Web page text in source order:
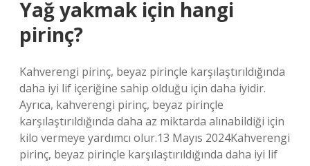
Yağ yakmak için hangi
pirinç?
Kahverengi pirinç, beyaz pirinçle karşılaştırıldığında
daha iyi lif içeriğine sahip olduğu için daha iyidir.
Ayrıca, kahverengi pirinç, beyaz pirinçle
karşılaştırıldığında daha az miktarda alınabildiği için
kilo vermeye yardımcı olur.13 Mayıs 2024Kahverengi
pirinç, beyaz pirinçle karşılaştırıldığında daha iyi lif